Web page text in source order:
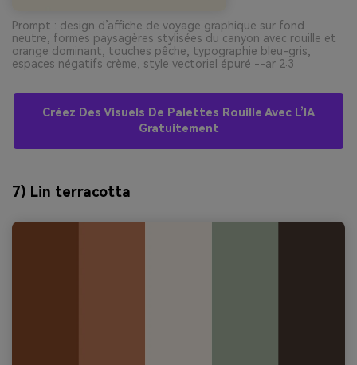
Prompt : design d’affiche de voyage graphique sur fond
neutre, formes paysagères stylisées du canyon avec rouille et
orange dominant, touches pêche, typographie bleu-gris,
espaces négatifs crème, style vectoriel épuré --ar 2:3
Créez Des Visuels De Palettes Rouille Avec L’IA
Gratuitement
7) Lin terracotta